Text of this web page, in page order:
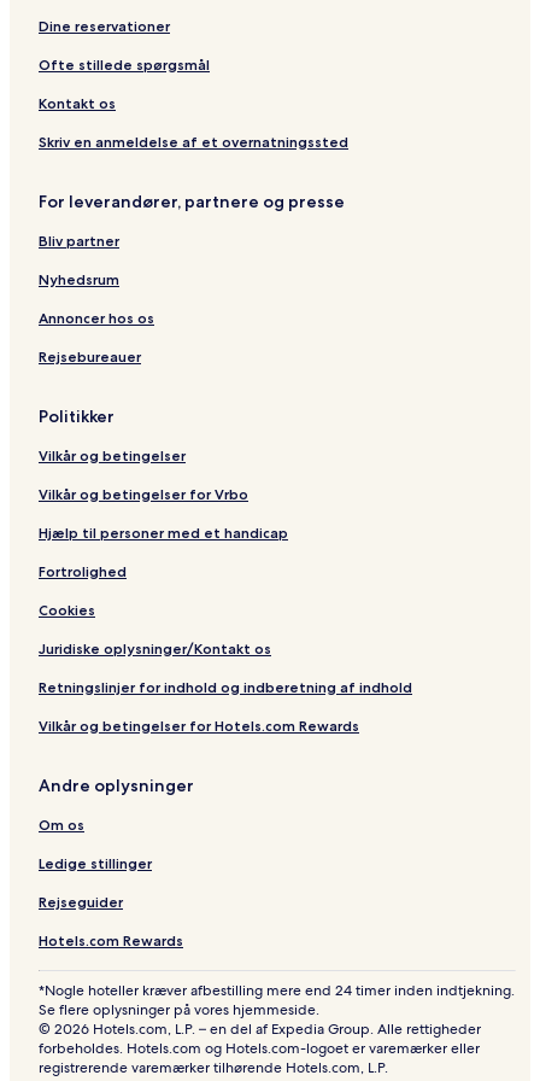
t
e
C
o
p
y
i
m
i
t
d
l
i
m
a
j
o
i
r
p
o
t
e
n
t
s
o
e
H
o
t
e
y
I
n
n
Dine reservationer
Ofte stillede spørgsmål
Kontakt os
Skriv en anmeldelse af et overnatningssted
For leverandører, partnere og presse
Bliv partner
Nyhedsrum
Annoncer hos os
Rejsebureauer
Politikker
Vilkår og betingelser
Vilkår og betingelser for Vrbo
Hjælp til personer med et handicap
Fortrolighed
Cookies
Juridiske oplysninger/Kontakt os
Retningslinjer for indhold og indberetning af indhold
Vilkår og betingelser for Hotels.com Rewards
Andre oplysninger
Om os
Ledige stillinger
Rejseguider
Hotels.com Rewards
*Nogle hoteller kræver afbestilling mere end 24 timer inden indtjekning.
Se flere oplysninger på vores hjemmeside.
© 2026 Hotels.com, L.P. – en del af Expedia Group. Alle rettigheder
forbeholdes. Hotels.com og Hotels.com-logoet er varemærker eller
registrerende varemærker tilhørende Hotels.com, L.P.